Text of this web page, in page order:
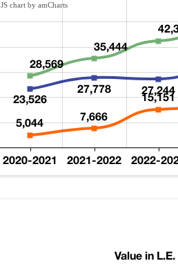
5,044 7,666
15,151
23,526
27,778 27,244
28,569
35,444
2020-2021 2021-2022 2022-
JS chart by amCharts
Value in